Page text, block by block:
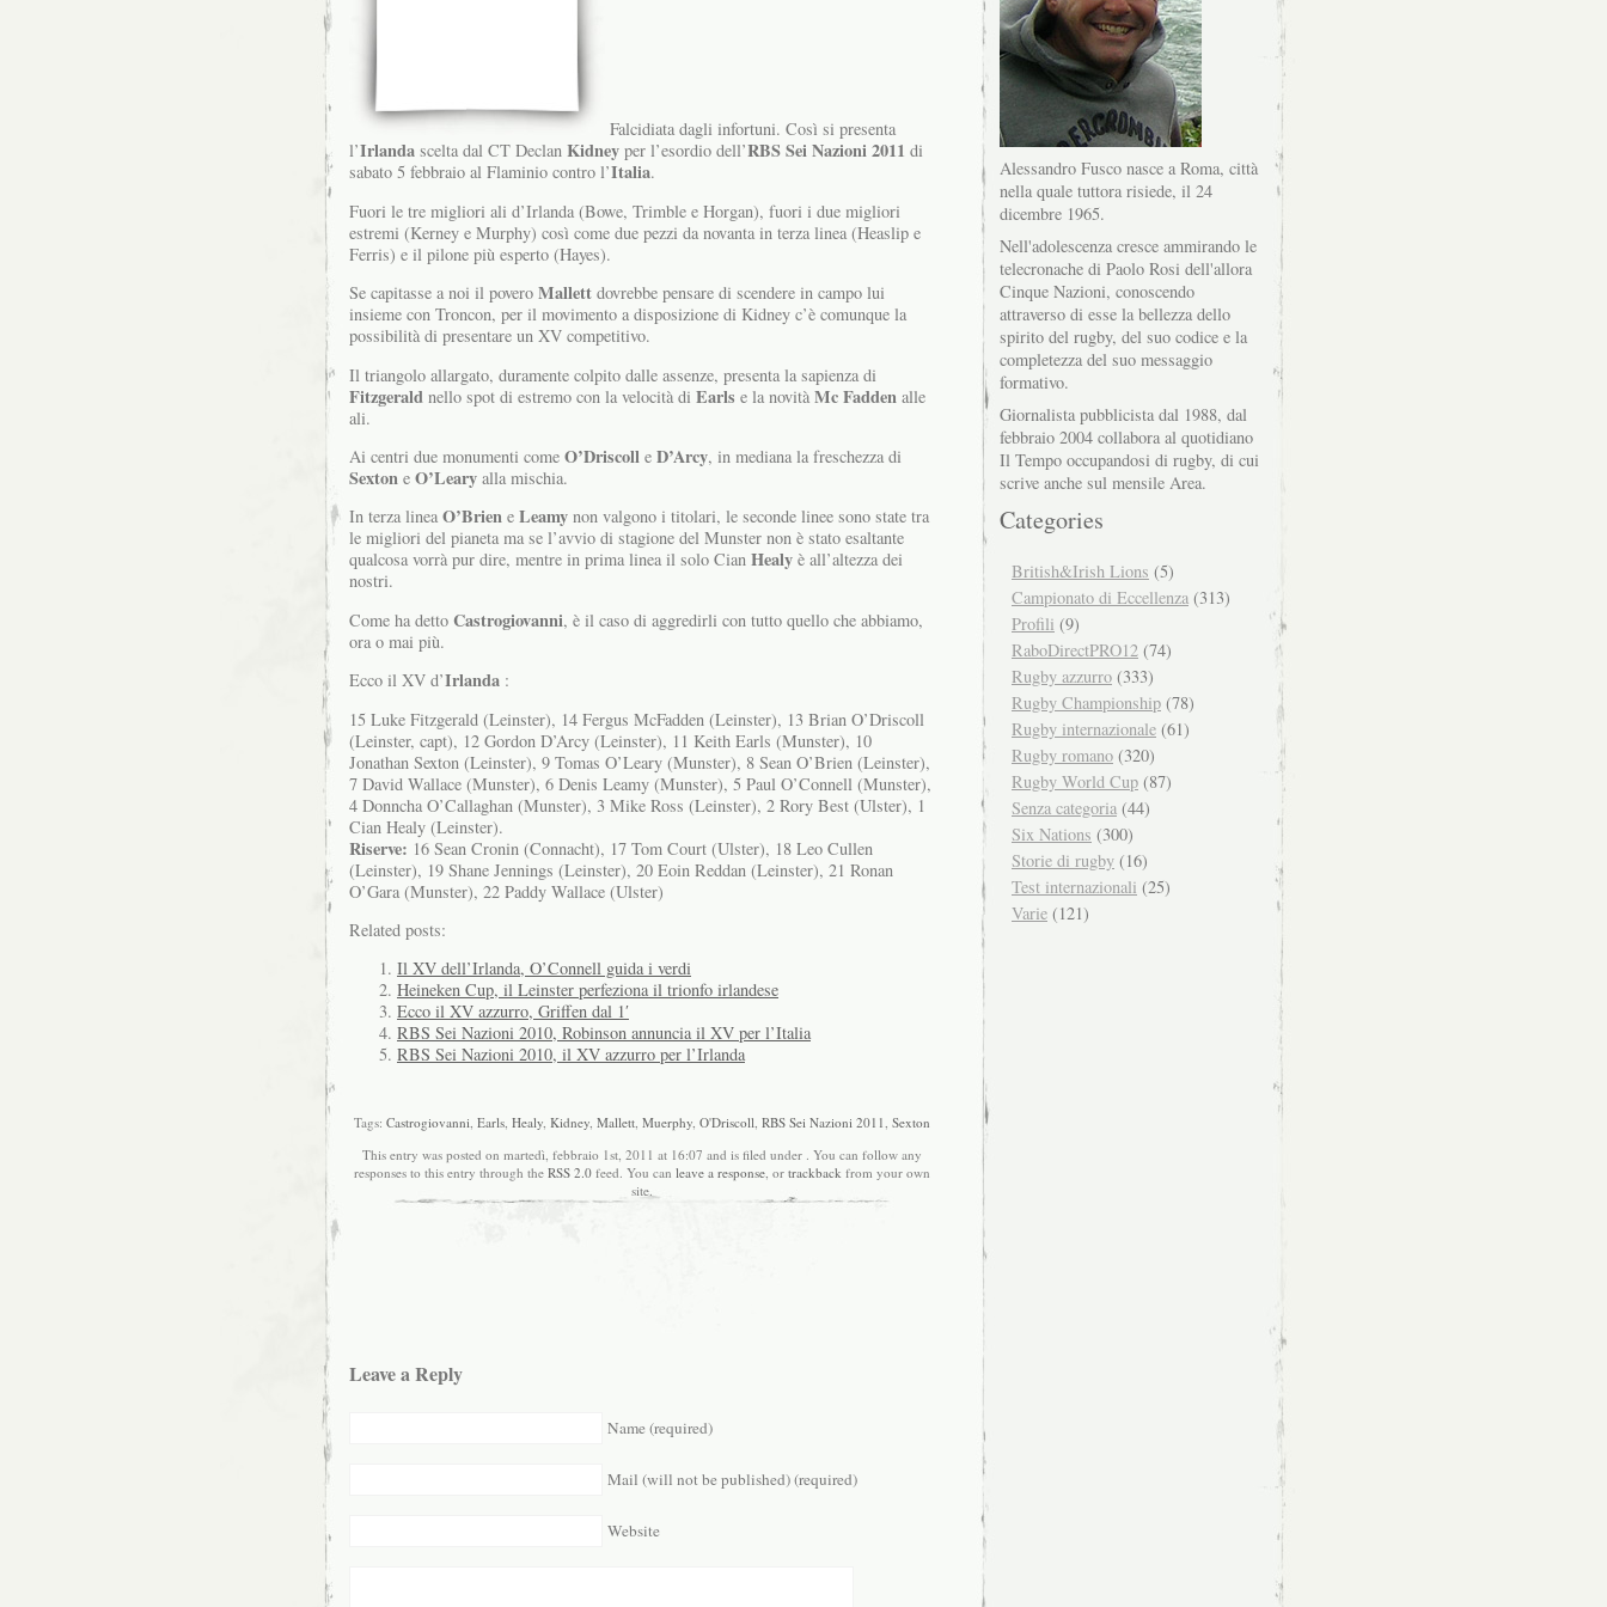
Falcidiata dagli infortuni. Così si presenta
l’Irlanda scelta dal CT Declan Kidney per l’esordio dell’RBS Sei Nazioni 2011 di
sabato 5 febbraio al Flaminio contro l’Italia.
Fuori le tre migliori ali d’Irlanda (Bowe, Trimble e Horgan), fuori i due migliori
estremi (Kerney e Murphy) così come due pezzi da novanta in terza linea (Heaslip e
Ferris) e il pilone più esperto (Hayes).
Se capitasse a noi il povero Mallett dovrebbe pensare di scendere in campo lui
insieme con Troncon, per il movimento a disposizione di Kidney c’è comunque la
possibilità di presentare un XV competitivo.
Il triangolo allargato, duramente colpito dalle assenze, presenta la sapienza di
Fitzgerald nello spot di estremo con la velocità di Earls e la novità Mc Fadden alle
ali.
Ai centri due monumenti come O’Driscoll e D’Arcy, in mediana la freschezza di
Sexton e O’Leary alla mischia.
In terza linea O’Brien e Leamy non valgono i titolari, le seconde linee sono state tra
le migliori del pianeta ma se l’avvio di stagione del Munster non è stato esaltante
qualcosa vorrà pur dire, mentre in prima linea il solo Cian Healy è all’altezza dei
nostri.
Come ha detto Castrogiovanni, è il caso di aggredirli con tutto quello che abbiamo,
ora o mai più.
Ecco il XV d’Irlanda :
15 Luke Fitzgerald (Leinster), 14 Fergus McFadden (Leinster), 13 Brian O’Driscoll
(Leinster, capt), 12 Gordon D’Arcy (Leinster), 11 Keith Earls (Munster), 10
Jonathan Sexton (Leinster), 9 Tomas O’Leary (Munster), 8 Sean O’Brien (Leinster),
7 David Wallace (Munster), 6 Denis Leamy (Munster), 5 Paul O’Connell (Munster),
4 Donncha O’Callaghan (Munster), 3 Mike Ross (Leinster), 2 Rory Best (Ulster), 1
Cian Healy (Leinster).
Riserve: 16 Sean Cronin (Connacht), 17 Tom Court (Ulster), 18 Leo Cullen
(Leinster), 19 Shane Jennings (Leinster), 20 Eoin Reddan (Leinster), 21 Ronan
O’Gara (Munster), 22 Paddy Wallace (Ulster)
Related posts:
Il XV dell’Irlanda, O’Connell guida i verdi
Heineken Cup, il Leinster perfeziona il trionfo irlandese
Ecco il XV azzurro, Griffen dal 1′
RBS Sei Nazioni 2010, Robinson annuncia il XV per l’Italia
RBS Sei Nazioni 2010, il XV azzurro per l’Irlanda
Tags: Castrogiovanni, Earls, Healy, Kidney, Mallett, Muerphy, O'Driscoll, RBS Sei Nazioni 2011, Sexton
This entry was posted on martedì, febbraio 1st, 2011 at 16:07 and is filed under . You can follow any
responses to this entry through the RSS 2.0 feed. You can leave a response , or trackback from your own
site.
Leave a Reply
Name (required)
Mail (will not be published) (required)
Website
Alessandro Fusco nasce a Roma, città
nella quale tuttora risiede, il 24
dicembre 1965.
Nell'adolescenza cresce ammirando le
telecronache di Paolo Rosi dell'allora
Cinque Nazioni, conoscendo
attraverso di esse la bellezza dello
spirito del rugby, del suo codice e la
completezza del suo messaggio
formativo.
Giornalista pubblicista dal 1988, dal
febbraio 2004 collabora al quotidiano
Il Tempo occupandosi di rugby, di cui
scrive anche sul mensile Area.
Categories
British&Irish Lions (5)
Campionato di Eccellenza (313)
Profili (9)
RaboDirectPRO12 (74)
Rugby azzurro (333)
Rugby Championship (78)
Rugby internazionale (61)
Rugby romano (320)
Rugby World Cup (87)
Senza categoria (44)
Six Nations (300)
Storie di rugby (16)
Test internazionali (25)
Varie (121)